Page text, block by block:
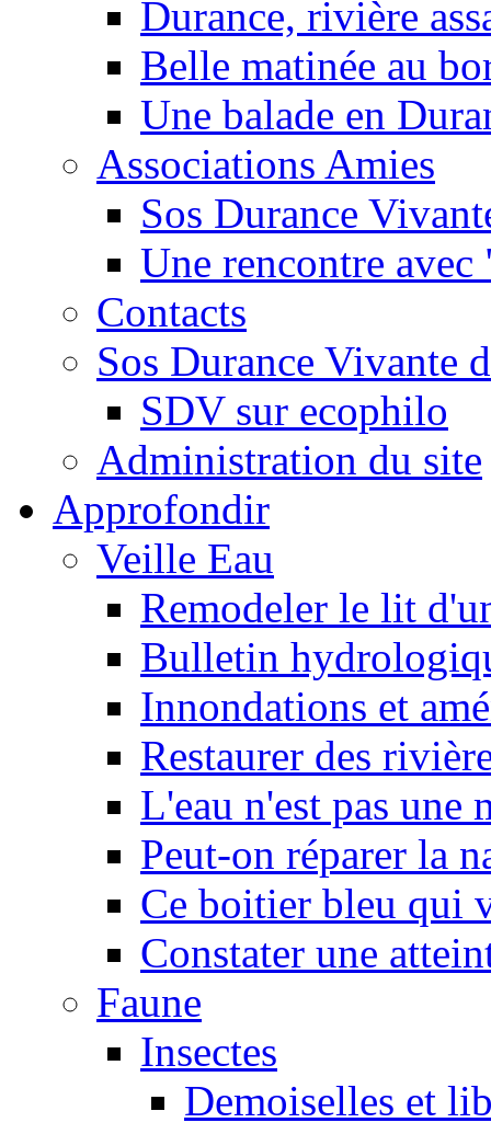
Durance, rivière
Belle matinée au
Une balade en
Associations Amies
Sos Durance
Une rencontre
Contacts
Sos Durance Vivante
SDV sur ecophilo
Administration du site
Approfondir
Veille Eau
Remodeler le lit
Bulletin
Innondations et
Restaurer des
L'eau n'est pas une
Peut-on réparer la
Ce boitier bleu qui
Constater une
Faune
Insectes
Demoiselles et